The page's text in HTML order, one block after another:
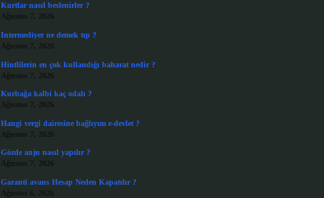
Kurtlar nasıl beslenirler ?
Ağustos 7, 2026
Intermediyer ne demek tıp ?
Ağustos 7, 2026
Hintlilerin en çok kullandığı baharat nedir ?
Ağustos 7, 2026
Kurbağa kalbi kaç odalı ?
Ağustos 7, 2026
Hangi vergi dairesine bağlıyım e-devlet ?
Ağustos 7, 2026
Gözde anju nasıl yapılır ?
Ağustos 7, 2026
Garanti avans Hesap Neden Kapatılır ?
Ağustos 6, 2026